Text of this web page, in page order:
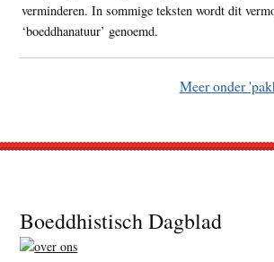
verminderen. In sommige teksten wordt dit
‘boeddhanatuur’ genoemd.
Meer onder
Footer
Boeddhistisch Dagblad